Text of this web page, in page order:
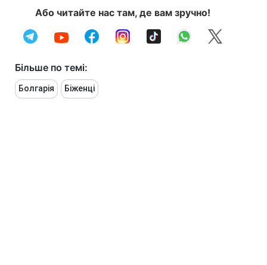
Або читайте нас там, де вам зручно!
Більше по темі:
Болгарія Біженці